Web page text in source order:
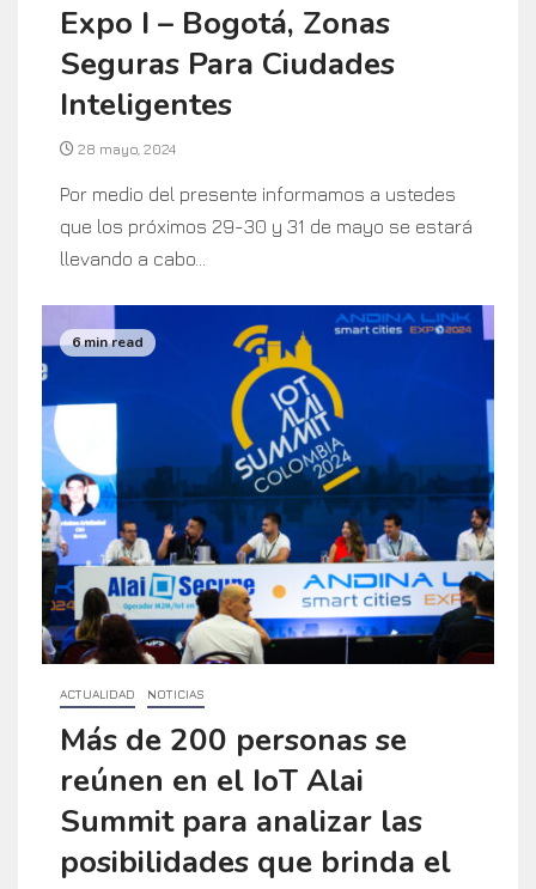
Expo I – Bogotá, Zonas
Seguras Para Ciudades
Inteligentes
28 mayo, 2024
Por medio del presente informamos a ustedes
que los próximos 29-30 y 31 de mayo se estará
llevando a cabo...
6 min read
ACTUALIDAD NOTICIAS
Más de 200 personas se
reúnen en el IoT Alai
Summit para analizar las
posibilidades que brinda el